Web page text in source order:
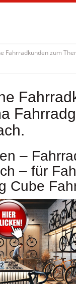
Fahrradkunden zum
–
– für
Cube